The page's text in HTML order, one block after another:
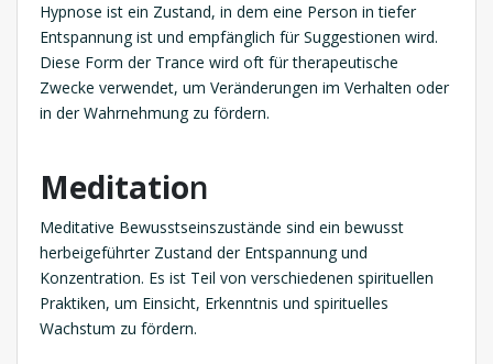
Hypnose ist ein Zustand, in dem eine Person in tiefer
Entspannung ist und empfänglich für Suggestionen wird.
Diese Form der Trance wird oft für therapeutische
Zwecke verwendet, um Veränderungen im Verhalten oder
in der Wahrnehmung zu fördern.
Meditation
Meditative Bewusstseinszustände sind ein bewusst
herbeigeführter Zustand der Entspannung und
Konzentration. Es ist Teil von verschiedenen spirituellen
Praktiken, um Einsicht, Erkenntnis und spirituelles
Wachstum zu fördern.